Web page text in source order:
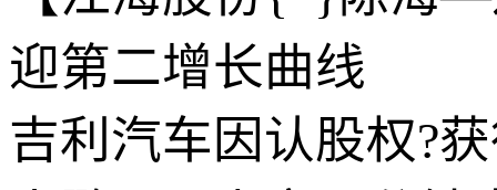
迎第二增长曲线
吉利汽车因认股权?